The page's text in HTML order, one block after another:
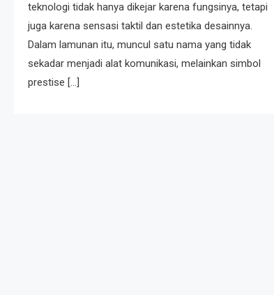
teknologi tidak hanya dikejar karena fungsinya, tetapi
juga karena sensasi taktil dan estetika desainnya.
Dalam lamunan itu, muncul satu nama yang tidak
sekadar menjadi alat komunikasi, melainkan simbol
prestise […]